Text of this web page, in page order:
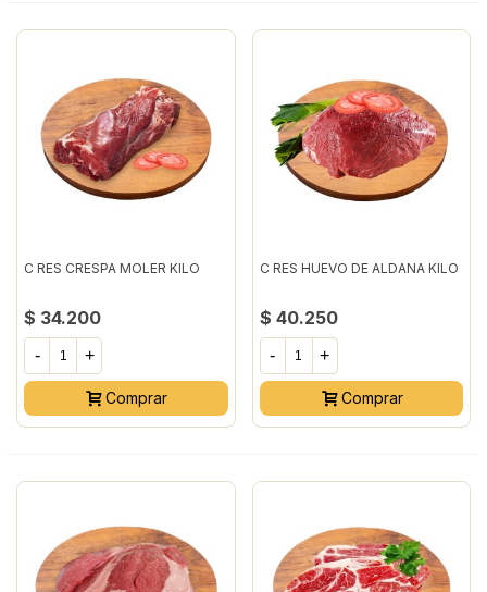
C RES CRESPA MOLER KILO
$ 34.200
- +
Comprar
C RES HUEVO DE ALDANA KILO
$ 40.250
- +
Comprar